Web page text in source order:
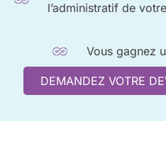
l’administratif de
Vous gagnez
DEMANDEZ VOTRE